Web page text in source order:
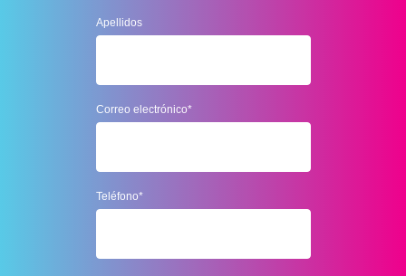
Apellidos
Correo electrónico*
Teléfono*